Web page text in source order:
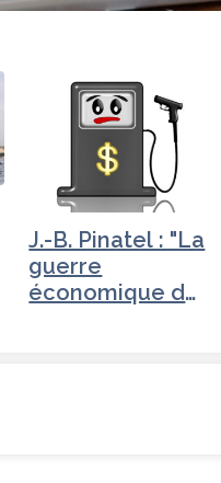
J.-B. Pinatel : "La
guerre
économique de